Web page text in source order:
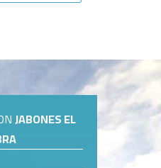
JABONES EL